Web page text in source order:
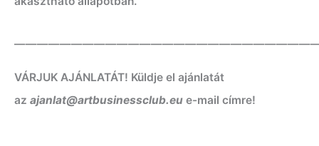
VÁRJUK AJÁNLATÁT! Küldje el ajánlatát
az ajanlat@artbusinessclub.eu e-mail címre!